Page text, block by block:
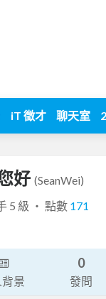
iT 徵才 聊天室
好 (SeanWei)
5 級 ‧ 點數 171
景
0
發問